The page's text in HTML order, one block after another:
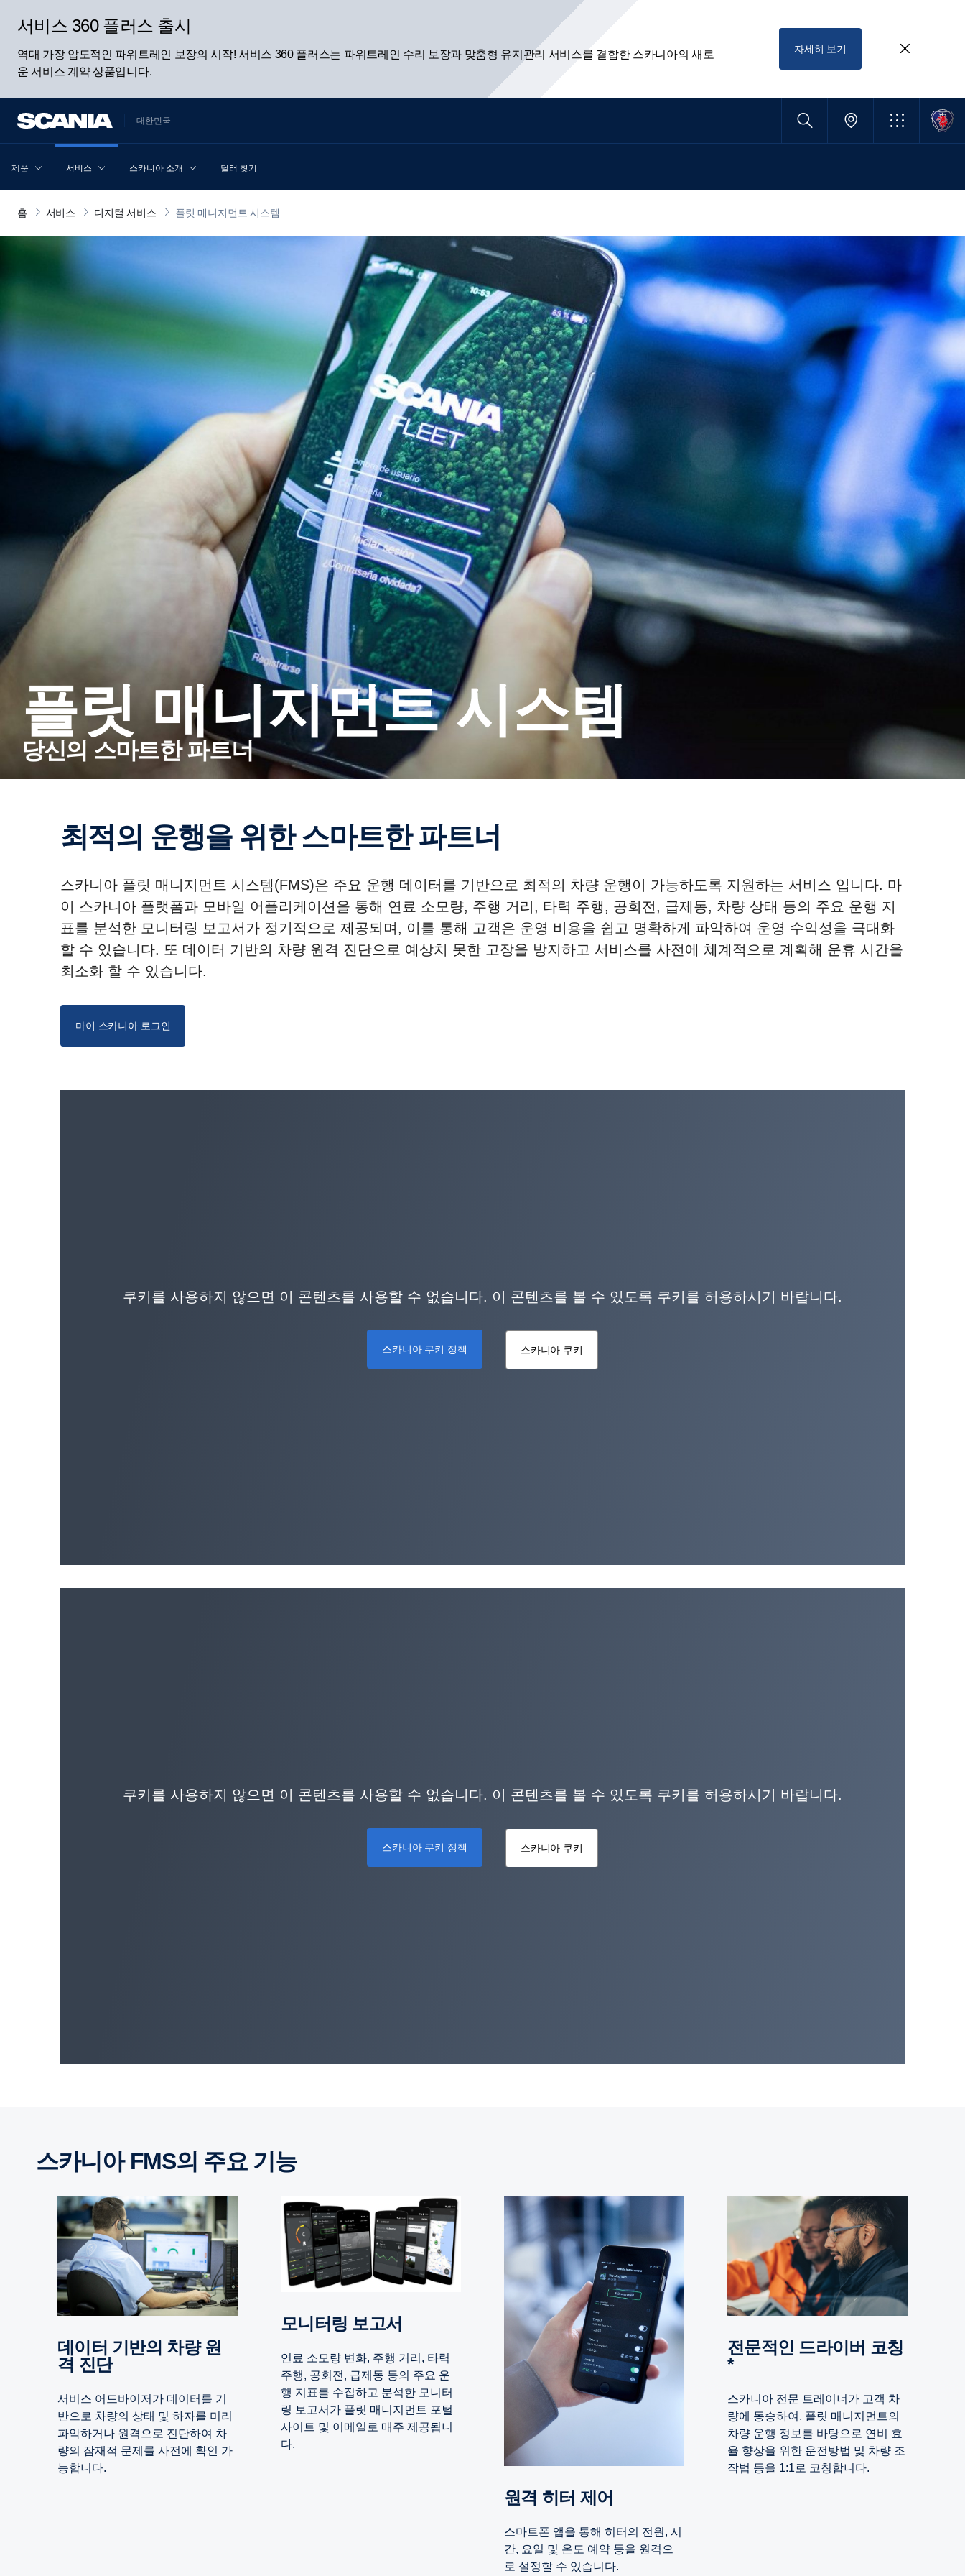
서비스 360 플러스 출시
역대 가장 압도적인 파워트레인 보장의 시작! 서비스 360 플러스는 파워트레인 수리 보장과 맞춤형 유지관리 서비스를 결합한 스카니아의 새로
운 서비스 계약 상품입니다.
자세히 보기
대한민국
제품 서비스 스카니아 소개 딜러 찾기
홈 서비스 디지털 서비스 플릿 매니지먼트 시스템
플릿 매니지먼트 시스템
당신의 스마트한 파트너
최적의 운행을 위한 스마트한 파트너
스카니아 플릿 매니지먼트 시스템(FMS)은 주요 운행 데이터를 기반으로 최적의 차량 운행이 가능하도록 지원하는 서비스 입니다. 마
이 스카니아 플랫폼과 모바일 어플리케이션을 통해 연료 소모량, 주행 거리, 타력 주행, 공회전, 급제동, 차량 상태 등의 주요 운행 지
표를 분석한 모니터링 보고서가 정기적으로 제공되며, 이를 통해 고객은 운영 비용을 쉽고 명확하게 파악하여 운영 수익성을 극대화
할 수 있습니다. 또 데이터 기반의 차량 원격 진단으로 예상치 못한 고장을 방지하고 서비스를 사전에 쳬계적으로 계획해 운휴 시간을
최소화 할 수 있습니다.
마이 스카니아 로그인
쿠키를 사용하지 않으면 이 콘텐츠를 사용할 수 없습니다. 이 콘텐츠를 볼 수 있도록 쿠키를 허용하시기 바랍니다.
스카니아 쿠키 정책 스카니아 쿠키
쿠키를 사용하지 않으면 이 콘텐츠를 사용할 수 없습니다. 이 콘텐츠를 볼 수 있도록 쿠키를 허용하시기 바랍니다.
스카니아 쿠키 정책 스카니아 쿠키
스카니아 FMS의 주요 기능
데이터 기반의 차량 원
격 진단
서비스 어드바이저가 데이터를 기
반으로 차량의 상태 및 하자를 미리
파악하거나 원격으로 진단하여 차
량의 잠재적 문제를 사전에 확인 가
능합니다.
모니터링 보고서
연료 소모량 변화, 주행 거리, 타력
주행, 공회전, 급제동 등의 주요 운
행 지표를 수집하고 분석한 모니터
링 보고서가 플릿 매니지먼트 포털
사이트 및 이메일로 매주 제공됩니
다.
원격 히터 제어
스마트폰 앱을 통해 히터의 전원, 시
간, 요일 및 온도 예약 등을 원격으
로 설정할 수 있습니다.
전문적인 드라이버 코칭
*
스카니아 전문 트레이너가 고객 차
량에 동승하여, 플릿 매니지먼트의
차량 운행 정보를 바탕으로 연비 효
율 향상을 위한 운전방법 및 차량 조
작법 등을 1:1로 코칭합니다.